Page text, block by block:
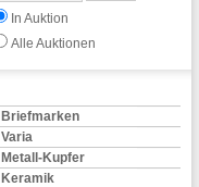
In Auktion
Alle Auktionen
Briefmarken
Varia
Metall-Kupfer
Keramik